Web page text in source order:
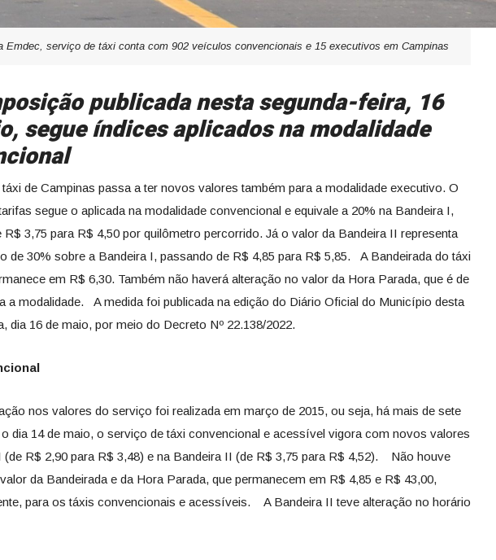
Emdec, serviço de táxi conta com 902 veículos convencionais e 15 executivos em Campinas
publicada nesta segunda-feira, 16
segue índices aplicados na modalidade
de Campinas passa a ter novos valores também para a modalidade executivo. O
segue o aplicada na modalidade convencional e equivale a 20% na Bandeira I,
R$ 3,75 para R$ 4,50 por quilômetro percorrido. Já o valor da Bandeira II representa
de 30% sobre a Bandeira I, passando de R$ 4,85 para R$ 5,85. A Bandeirada do táxi
em R$ 6,30. Também não haverá alteração no valor da Hora Parada, que é de
a modalidade. A medida foi publicada na edição do Diário Oficial do Município desta
dia 16 de maio, por meio do Decreto Nº 22.138/2022.
nos valores do serviço foi realizada em março de 2015, ou seja, há mais de sete
dia 14 de maio, o serviço de táxi convencional e acessível vigora com novos valores
(de R$ 2,90 para R$ 3,48) e na Bandeira II (de R$ 3,75 para R$ 4,52). Não houve
da Bandeirada e da Hora Parada, que permanecem em R$ 4,85 e R$ 43,00,
para os táxis convencionais e acessíveis. A Bandeira II teve alteração no horário